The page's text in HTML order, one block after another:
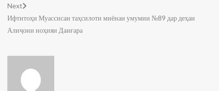
Next
Ифтитоҳи Муассисаи таҳсилоти миёнаи умумии №89 дар деҳаи
Алиҷони ноҳияи Данғара